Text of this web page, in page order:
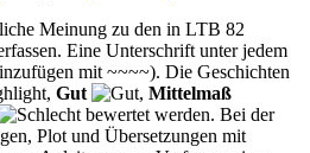
Meinung zu den in LTB 82
Eine Unterschrift unter jedem
mit ~~~~). Die Geschichten
, Gut , Mittelmaß
bewertet werden. Bei der
Plot und Übersetzungen mit